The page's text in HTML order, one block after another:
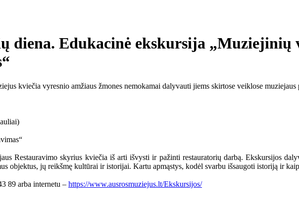
diena. Edukacinė ekskursija „Muziejinių
kviečia vyresnio amžiaus žmones nemokamai dalyvauti jiems skirtose veiklose muziejaus
Restauravimo skyrius kviečia iš arti išvysti ir pažinti restauratorių darbą. Ekskursijos
objektus, jų reikšmę kultūrai ir istorijai. Kartu apmąstys, kodėl svarbu išsaugoti istoriją ir
89 arba internetu – https://www.ausrosmuziejus.lt/Ekskursijos/